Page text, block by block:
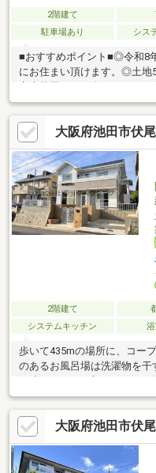
2階建て
駐車場あり
シス
■おすすめポイント■◎令和8
にお住まい頂けます。◎土地
体が明るく開放的です。◎ト
壁塗装、ベランダ塗装、玄
事一式【新調】キッチン、キ
台、洗濯パン、トイレ、給
替】クロス全部、フロアタイ
子、
大阪府池田市伏
2階建て
システムキッチン
歩いて435mの場所に、コー
のあるお風呂場は洗濯物を干
す。4SLDK物件のサービス
南向きの物件をお探しの方
119.24㎡でご家族と過ごすの
の新しい暮らしを応援します
大阪府池田市伏